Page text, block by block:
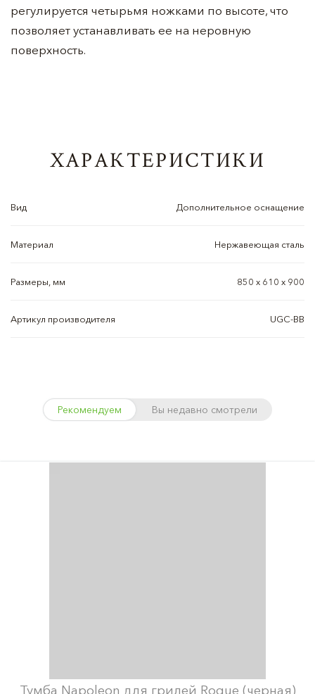
регулируется четырьмя ножками по высоте, что
позволяет устанавливать ее на неровную
поверхность.
ХАРАКТЕРИСТИКИ
Вид Дополнительное оснащение
Материал Нержавеющая сталь
Размеры, мм 850 х 610 х 900
Артикул производителя UGC-BВ
Рекомендуем Вы недавно смотрели
Тумба Napoleon для грилей Rogue (черная)